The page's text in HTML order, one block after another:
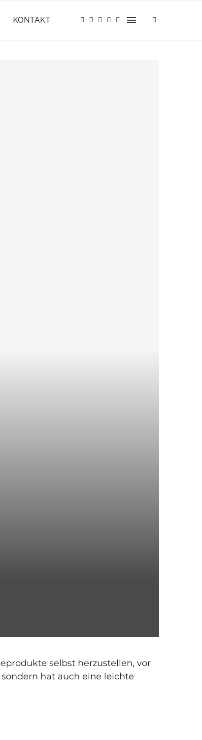
KONTAKT
selbst herzustellen, vor
hat auch eine leichte